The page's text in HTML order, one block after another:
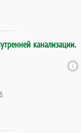
канализации.